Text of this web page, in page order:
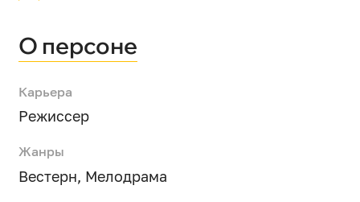
О персоне
Карьера
Режиссер
Жанры
Вестерн, Мелодрама